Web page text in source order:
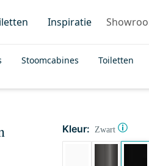
Inspiratie
Stoomcabines Toiletten
Kleur: Zwart